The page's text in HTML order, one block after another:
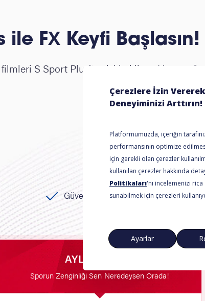
ile FX Keyfi Başlasın!
S Sport Plus’ta sizi bekliyor. Hemen
Şimdi Üye
Kurulum yok, dekoder
Güvenli Ödeme Kolay İptal
AYLIK PAKET
Sporun Zenginliği Sen Neredeysen Orada!